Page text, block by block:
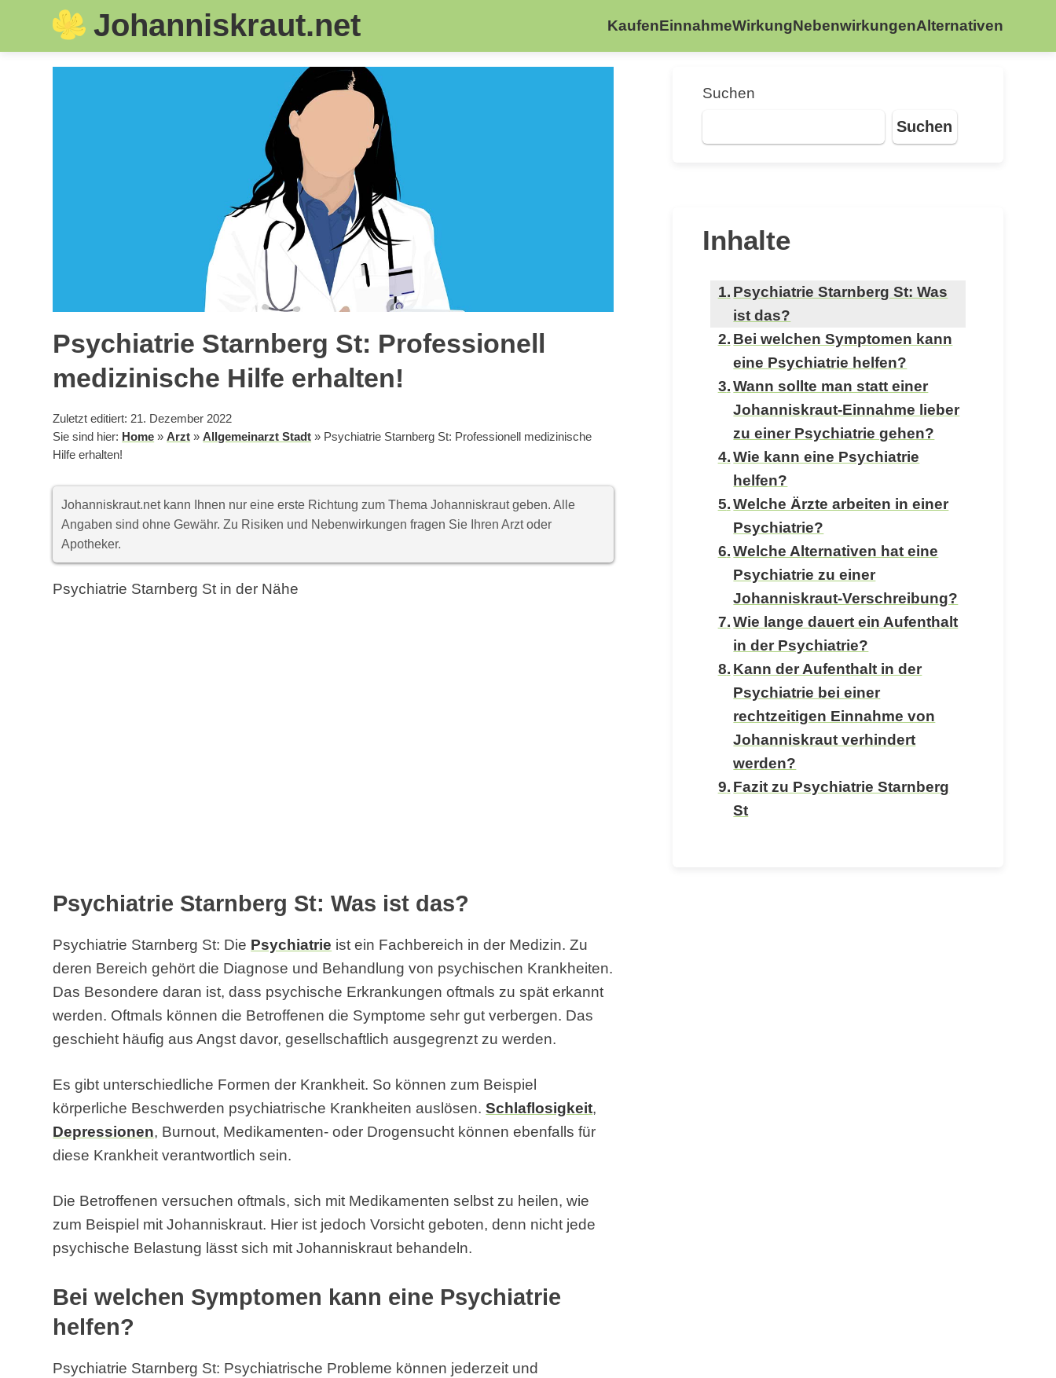
Johanniskraut.net KaufenEinnahmeWirkungNebenwirkungenAlternativen
Psychiatrie Starnberg St: Professionell
medizinische Hilfe erhalten!
Zuletzt editiert: 21. Dezember 2022
Sie sind hier: Home »Arzt »Allgemeinarzt Stadt » Psychiatrie Starnberg St: Professionell medizinische
Hilfe erhalten!
Johanniskraut.net kann Ihnen nur eine erste Richtung zum Thema Johanniskraut geben. Alle
Angaben sind ohne Gewähr. Zu Risiken und Nebenwirkungen fragen Sie Ihren Arzt oder
Apotheker.
Psychiatrie Starnberg St in der Nähe
Psychiatrie Starnberg St: Was ist das?
Psychiatrie Starnberg St: Die Psychiatrie ist ein Fachbereich in der Medizin. Zu
deren Bereich gehört die Diagnose und Behandlung von psychischen Krankheiten.
Das Besondere daran ist, dass psychische Erkrankungen oftmals zu spät erkannt
werden. Oftmals können die Betroffenen die Symptome sehr gut verbergen. Das
geschieht häufig aus Angst davor, gesellschaftlich ausgegrenzt zu werden.
Es gibt unterschiedliche Formen der Krankheit. So können zum Beispiel
körperliche Beschwerden psychiatrische Krankheiten auslösen.Schlaflosigkeit,
Depressionen, Burnout, Medikamenten- oder Drogensucht können ebenfalls für
diese Krankheit verantwortlich sein.
Die Betroffenen versuchen oftmals, sich mit Medikamenten selbst zu heilen, wie
zum Beispiel mit Johanniskraut. Hier ist jedoch Vorsicht geboten, denn nicht jede
psychische Belastung lässt sich mit Johanniskraut behandeln.
Bei welchen Symptomen kann eine Psychiatrie
helfen?
Psychiatrie Starnberg St: Psychiatrische Probleme können jederzeit und
Suchen
Suchen
Inhalte
Psychiatrie Starnberg St: Was
ist das?
Bei welchen Symptomen kann
eine Psychiatrie helfen?
Wann sollte man statt einer
Johanniskraut-Einnahme lieber
zu einer Psychiatrie gehen?
Wie kann eine Psychiatrie
helfen?
Welche Ärzte arbeiten in einer
Psychiatrie?
Welche Alternativen hat eine
Psychiatrie zu einer
Johanniskraut-Verschreibung?
Wie lange dauert ein Aufenthalt
in der Psychiatrie?
Kann der Aufenthalt in der
Psychiatrie bei einer
rechtzeitigen Einnahme von
Johanniskraut verhindert
werden?
Fazit zu Psychiatrie Starnberg
St